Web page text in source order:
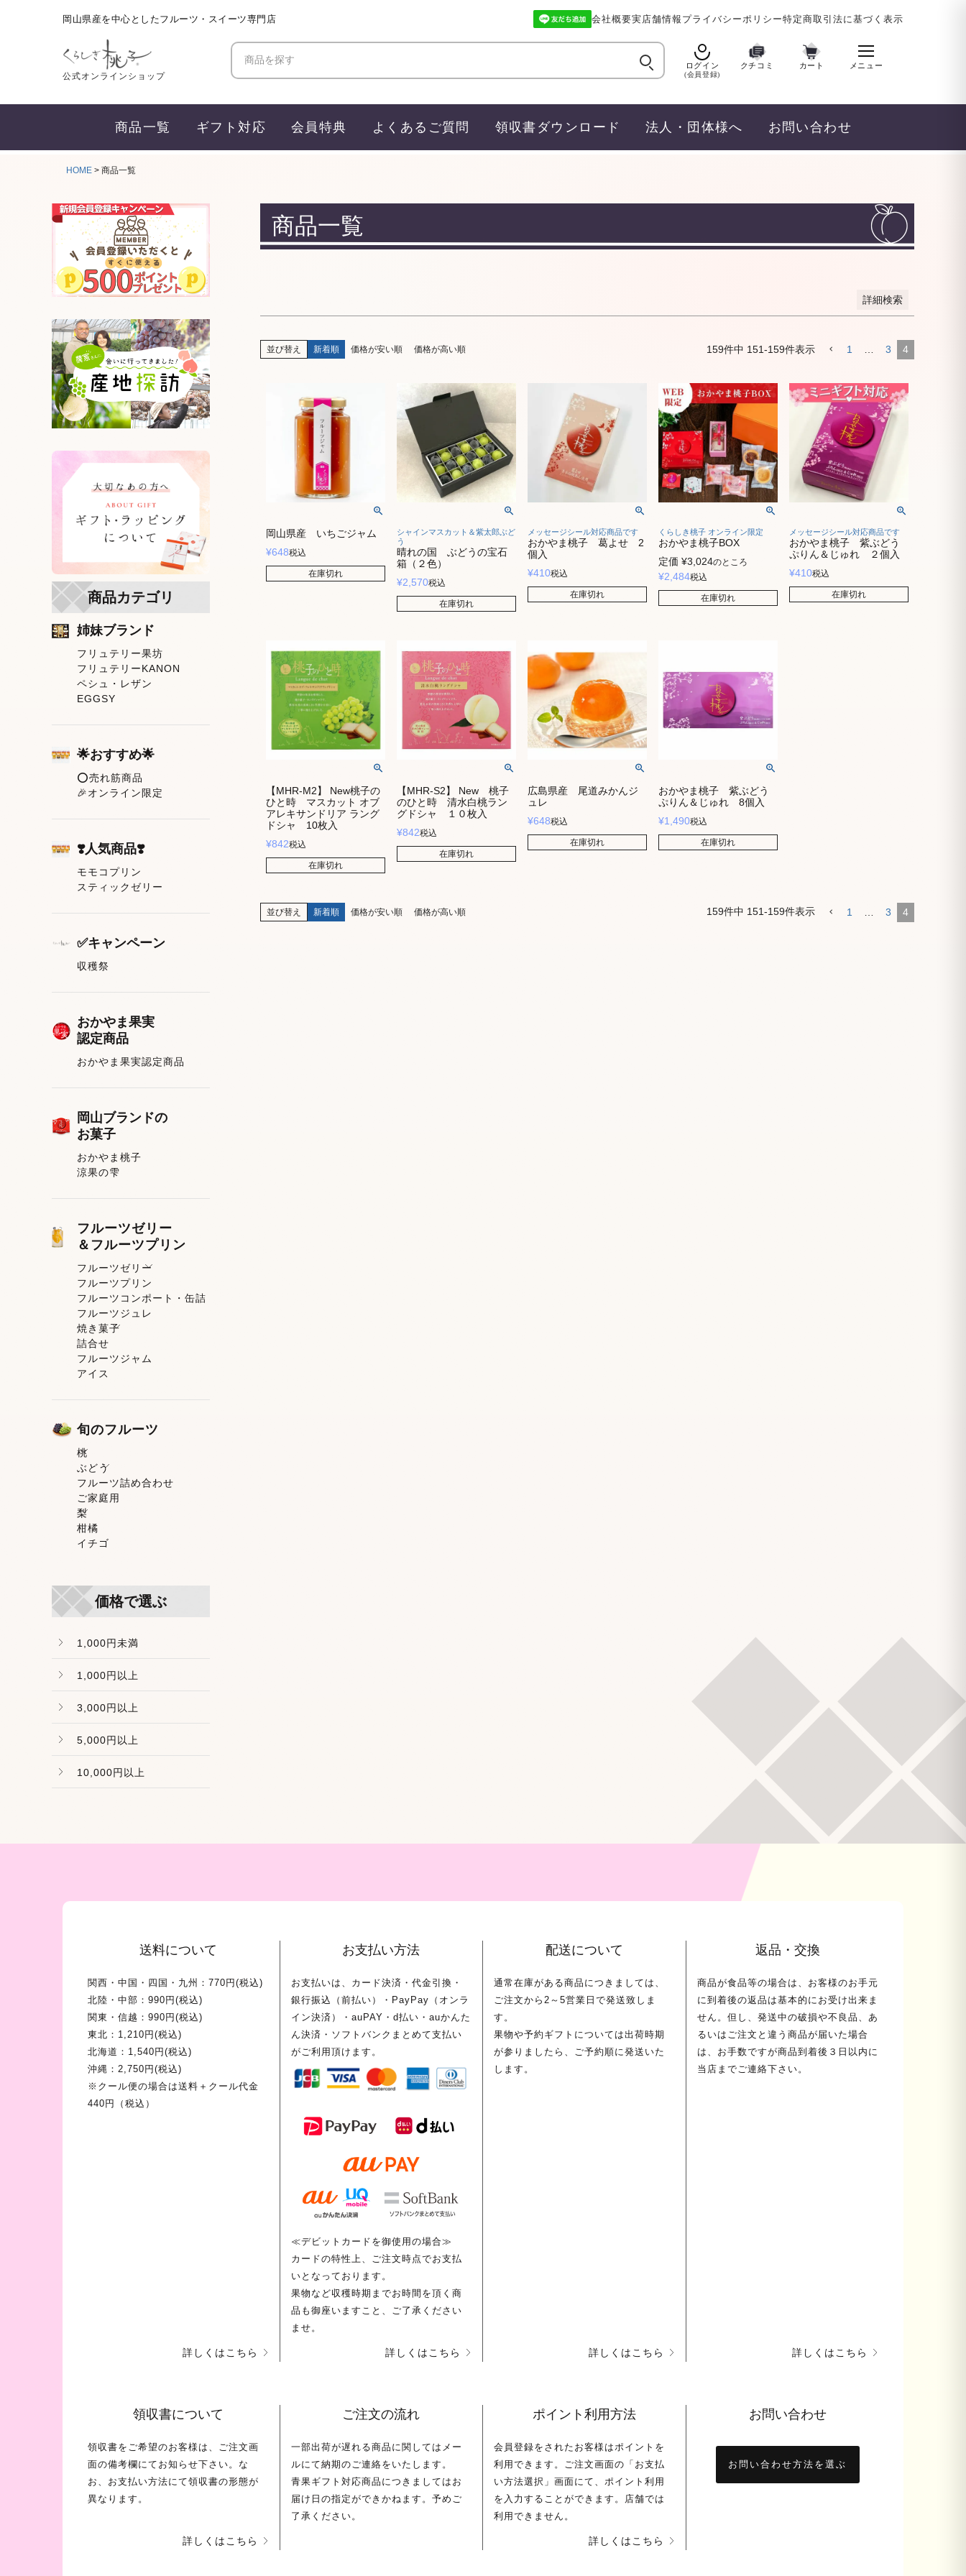
岡山県産を中心としたフルーツ・スイーツ専門店 会社概要実店舗情報 プライバシーポリシー特定商取引法に基づく表示
公式オンラインショップ
商品を探す ログイン
(会員登録)
クチコミ カート メニュー
商品一覧 ギフト対応 会員特典 よくあるご質問 領収書ダウンロード 法人・団体様へ お問い合わせ
HOME 商品一覧
商品カテゴリ
姉妹ブランド
フリュテリー果坊
フリュテリーKANON
ペシュ・レザン
EGGSY
🌟おすすめ🌟
⭕売れ筋商品
🎉オンライン限定
❣️人気商品❣️
モモコプリン
スティックゼリー
✅キャンペーン
収穫祭
おかやま果実
認定商品
おかやま果実認定商品
岡山ブランドの
お菓子
おかやま桃子
涼果の雫
フルーツゼリー
＆フルーツプリン
フルーツゼリー
フルーツゼリー一覧
果肉入りタイプ
ピューレタイプ
スティックゼリータイプ
トマトゼリー
フルーツプリン
フルーツコンポート・缶詰
フルーツジュレ
焼き菓子
焼き菓子一覧
洋菓子
和菓子
詰合せ
フルーツジャム
アイス
旬のフルーツ
桃
桃一覧
白鳳
清水白桃
白麗
白皇
冬美白
ぶどう
ぶどう一覧
シャインマスカット
フルーツ詰め合わせ
ご家庭用
梨
梨一覧
柑橘
イチゴ
価格で選ぶ
1,000円未満
1,000円以上
3,000円以上
5,000円以上
10,000円以上
商品一覧
詳細検索
サイズ
指定なし
S M 22.5cm 23.0cm
予約商品
予約商品のみを表示
新着順
登録順 価格が安い順
価格が高い順
並び替え 新着順 価格が安い順 価格が高い順 159件中 151-159件表示 1 3 4
岡山県産 いちごジャム
¥648税込
在庫切れ
シャインマスカット＆紫太郎ぶど
う
晴れの国 ぶどうの宝石
箱（２色）
¥2,570税込
在庫切れ
メッセージシール対応商品です
おかやま桃子 葛よせ 2
個入
¥410税込
在庫切れ
くらしき桃子 オンライン限定
おかやま桃子BOX
定価 ¥3,024のところ
¥2,484税込
在庫切れ
メッセージシール対応商品です
おかやま桃子 紫ぶどう
ぷりん＆じゅれ ２個入
¥410税込
在庫切れ
【MHR-M2】 New桃子の
ひと時 マスカット オブ
アレキサンドリア ラング
ドシャ 10枚入
¥842税込
在庫切れ
【MHR-S2】 New 桃子
のひと時 清水白桃ラン
グドシャ １０枚入
¥842税込
在庫切れ
広島県産 尾道みかんジ
ュレ
¥648税込
在庫切れ
おかやま桃子 紫ぶどう
ぷりん＆じゅれ 8個入
¥1,490税込
在庫切れ
並び替え 新着順 価格が安い順 価格が高い順 159件中 151-159件表示 1 3 4
送料について
関西・中国・四国・九州：770円(税込)
北陸・中部：990円(税込)
関東・信越：990円(税込)
東北：1,210円(税込)
北海道：1,540円(税込)
沖縄：2,750円(税込)
※クール便の場合は送料＋クール代金
440円（税込）
詳しくはこちら
お支払い方法
お支払いは、カード決済・代金引換・
銀行振込（前払い）・PayPay（オンラ
イン決済）・auPAY・d払い・auかんた
ん決済・ソフトバンクまとめて支払い
がご利用頂けます。
≪デビットカードを御使用の場合≫
カードの特性上、ご注文時点でお支払
いとなっております。
果物など収穫時期までお時間を頂く商
品も御座いますこと、ご了承ください
ませ。
詳しくはこちら
配送について
通常在庫がある商品につきましては、
ご注文から2～5営業日で発送致しま
す。
果物や予約ギフトについては出荷時期
が参りましたら、ご予約順に発送いた
します。
詳しくはこちら
返品・交換
商品が食品等の場合は、お客様のお手元
に到着後の返品は基本的にお受け出来ま
せん。但し、発送中の破損や不良品、あ
るいはご注文と違う商品が届いた場合
は、お手数ですが商品到着後３日以内に
当店までご連絡下さい。
詳しくはこちら
領収書について
領収書をご希望のお客様は、ご注文画
面の備考欄にてお知らせ下さい。な
お、お支払い方法にて領収書の形態が
異なります。
詳しくはこちら
ご注文の流れ
一部出荷が遅れる商品に関してはメー
ルにて納期のご連絡をいたします。
青果ギフト対応商品につきましてはお
届け日の指定ができかねます。予めご
了承ください。
ポイント利用方法
会員登録をされたお客様はポイントを
利用できます。ご注文画面の「お支払
い方法選択」画面にて、ポイント利用
を入力することができます。店舗では
利用できません。
詳しくはこちら
お問い合わせ
お問い合わせ方法を選ぶ